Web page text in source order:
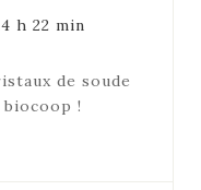
h 22 min
de soude
!